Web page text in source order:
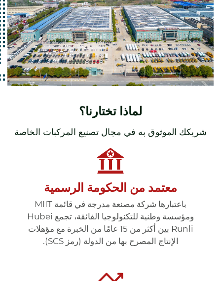
لماذا تختارنا؟
شريكك الموثوق به في مجال تصنيع المركبات الخاصة
معتمد من الحكومة الرسمية
باعتبارها شركة مصنعة مدرجة في قائمة MIIT
ومؤسسة وطنية للتكنولوجيا الفائقة، تجمع Hubei
Runli بين أكثر من 15 عامًا من الخبرة مع مؤهلات
الإنتاج المصرح بها من الدولة (رمز SCS).